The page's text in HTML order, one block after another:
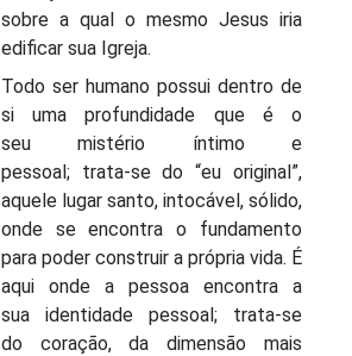
sobre a qual o mesmo Jesus iria
edificar sua Igreja.
Todo ser humano possui dentro de
si uma profundidade que é o
seu mistério íntimo e
pessoal; trata-se do “eu original”,
aquele lugar santo, intocável, sólido,
onde se encontra o fundamento
para poder construir a própria vida. É
aqui onde a pessoa encontra a
sua identidade pessoal; trata-se
do coração, da dimensão mais